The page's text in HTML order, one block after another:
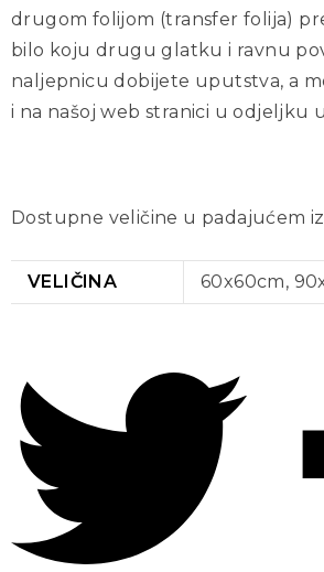
drugom folijom (transfer folija)
bilo koju drugu glatku i ravnu
naljepnicu dobijete uputstva, a
i na našoj web stranici u odjeljku
Dostupne veličine u padajućem
VELIČINA 60x60cm,